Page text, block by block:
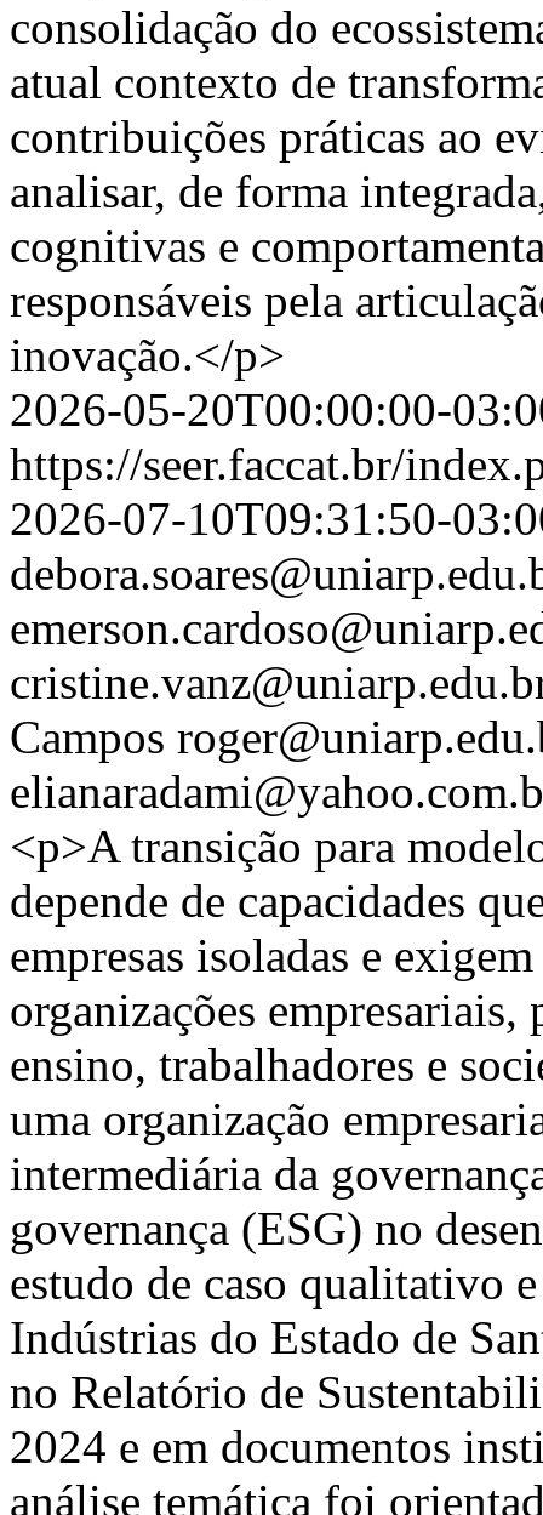
consolidação do
atual contexto de
contribuições práticas ao
analisar, de forma
cognitivas e
responsáveis pela
inovação.</p>
2026-05-20T00:00:00-
https://seer.faccat.br/
2026-07-10T09:31:50-
Campos
<p>A transição para
depende de capacidades
empresas isoladas e
organizações
ensino, trabalhadores e
uma organização
intermediária da
governança (ESG) no
estudo de caso qualitativo
Indústrias do Estado de
no Relatório de
2024 e em documentos
análise temática foi